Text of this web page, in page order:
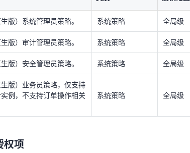
版）安全管理员策略。 系统策略 全局级
例，不支持订单操作相关
系统策略 全局级
权项
表说明如下：
版）系统管理员策略。 系统策略 全局级
版）审计管理员策略。 系统策略 全局级
版）安全管理员策略。 系统策略 全局级
版）业务员策略，仅支持
例，不支持订单操作相关
系统策略 全局级
权项